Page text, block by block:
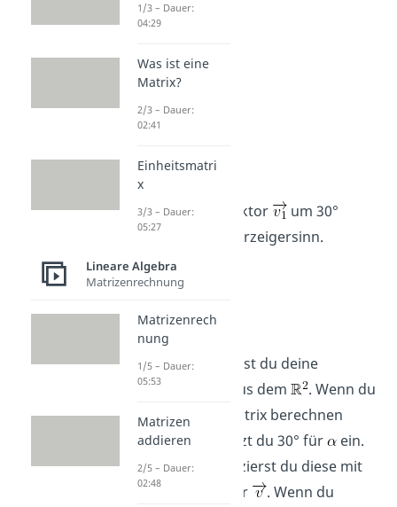
1.Beispiel:
Drehe den Vektor
um 30°
gegen den Uhrzeigersinn.
Lösung:
Dafür benötigst du deine
Drehmatrix aus dem
. Wenn du
deine Drehmatrix berechnen
möchtest, setzt du 30° für
ein.
Dann multiplizierst du diese mit
deinem Vektor
. Wenn du
1/3 – Dauer:
04:29
Was ist eine
Matrix?
2/3 – Dauer:
02:41
Einheitsmatri
x
3/3 – Dauer:
05:27
Lineare Algebra
Matrizenrechnung
Matrizenrech
nung
1/5 – Dauer:
05:53
Matrizen
addieren
2/5 – Dauer:
02:48